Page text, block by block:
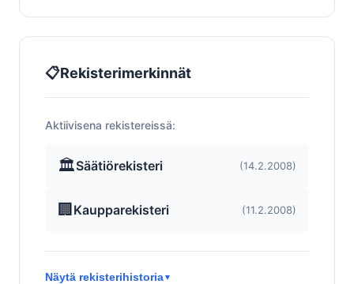
📋Rekisterimerkinnät
Aktiivisena rekistereissä:
🏛️Säätiörekisteri (14.2.2008)
🏢 Kaupparekisteri (11.2.2008)
Näytä rekisterihistoria▼